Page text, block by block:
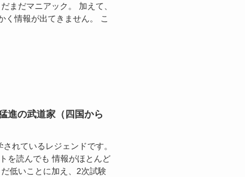
まだマニアック。 加えて、
く情報が出てきません。 こ
進の武道家（四国から
れているレジェンドです。
を読んでも 情報がほとんど
低いことに加え、2次試験